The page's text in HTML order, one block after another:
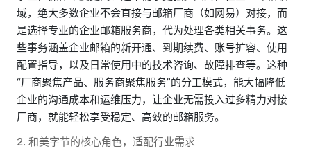
域，绝大多数企业不会直接与邮箱厂商（如网易）对接，而
是选择专业的企业邮箱服务商，代为处理各类相关事务。这
些事务涵盖企业邮箱的新开通、到期续费、账号扩容、使用
配置指导，以及日常使用中的技术咨询、故障排查等。这种
“厂商聚焦产品、服务商聚焦服务”的分工模式，能大幅降低
企业的沟通成本和运维压力，让企业无需投入过多精力对接
厂商，就能轻松享受稳定、高效的邮箱服务。
2. 和美字节的核心角色，适配行业需求